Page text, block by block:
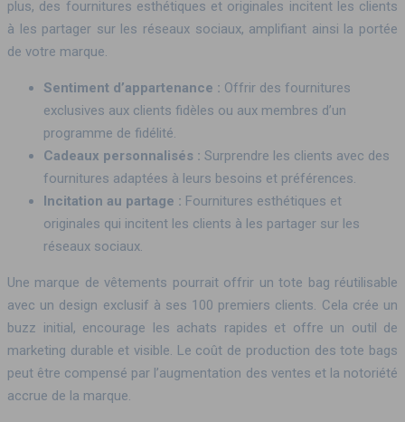
plus, des fournitures esthétiques et originales incitent les clients
à les partager sur les réseaux sociaux, amplifiant ainsi la portée
de votre marque.
Sentiment d’appartenance : Offrir des fournitures
exclusives aux clients fidèles ou aux membres d’un
programme de fidélité.
Cadeaux personnalisés : Surprendre les clients avec des
fournitures adaptées à leurs besoins et préférences.
Incitation au partage : Fournitures esthétiques et
originales qui incitent les clients à les partager sur les
réseaux sociaux.
Une marque de vêtements pourrait offrir un tote bag réutilisable
avec un design exclusif à ses 100 premiers clients. Cela crée un
buzz initial, encourage les achats rapides et offre un outil de
marketing durable et visible. Le coût de production des tote bags
peut être compensé par l’augmentation des ventes et la notoriété
accrue de la marque.